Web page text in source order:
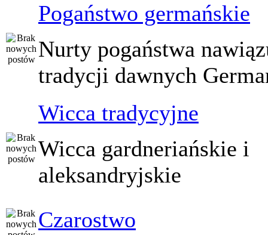
Pogaństwo germańskie
Nurty pogaństwa
tradycji dawnych
Wicca tradycyjne
Wicca gardneriańskie i
aleksandryjskie
Czarostwo